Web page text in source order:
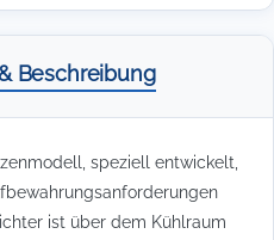
Beschreibung
speziell entwickelt,
ist über dem Kühlraum